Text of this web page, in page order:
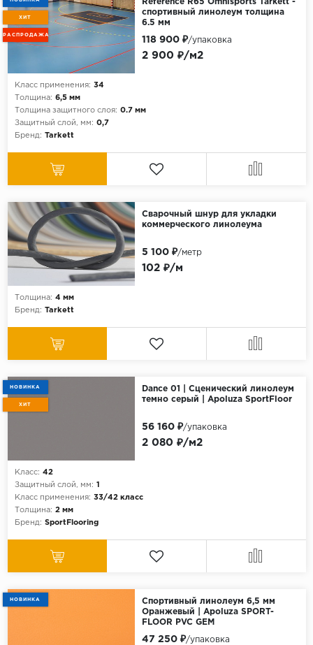
ХИТ
РАСПРОДАЖА
Reference R65 Omnisports Tarkett -
спортивный линолеум толщина
6.5 мм
Класс применения: 34
Толщина: 6,5 мм
Толщина защитного слоя: 0.7 мм
Защитный слой, мм: 0,7
Бренд: Tarkett
2 900 ₽/м2
118 900 ₽/упаковка
Сварочный шнур для укладки
коммерческого линолеума
Толщина: 4 мм
Бренд: Tarkett
102 ₽/м
5 100 ₽/метр
НОВИНКА
ХИТ
Dance 01 | Сценический линолеум
темно серый | Apoluza SportFloor
Класс: 42
Защитный слой, мм: 1
Класс применения: 33/42 класс
Толщина: 2 мм
Бренд: SportFlooring
2 080 ₽/м2
56 160 ₽/упаковка
НОВИНКА
Спортивный линолеум 6,5 мм
Оранжевый | Apoluza SPORT-
FLOOR PVC GEM
47 250 ₽/упаковка